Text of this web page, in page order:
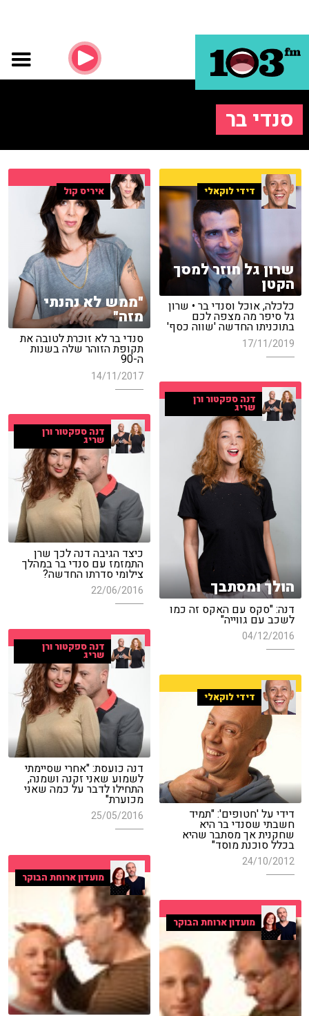
סנדי בר
דידי לוקאלי
שרון גל חוזר למסך
הקטן
כלכלה, אוכל וסנדי בר • שרון
גל סיפר מה מצפה לכם
בתוכניתו החדשה 'שווה כסף'
17/11/2019
איריס קול
"ממש לא נהנתי
מזה"
סנדי בר לא זוכרת לטובה את
תקופת הזוהר שלה בשנות
ה-90
14/11/2017
דנה ספקטור ורן
שריג
הולך ומסתבך
דנה: "סקס עם האקס זה כמו
לשכב עם גווייה"
04/12/2016
דנה ספקטור ורן
שריג
כיצד הגיבה דנה לכך שרן
התמזמז עם סנדי בר במהלך
צילומי סדרתו החדשה?
22/06/2016
דנה ספקטור ורן
שריג
דנה כועסת: "אחרי שסיימתי
לשמוע שאני זקנה ושמנה,
התחילו לדבר על כמה שאני
מכוערת"
25/05/2016
דידי לוקאלי
דידי על 'חטופים': "תמיד
חשבתי שסנדי בר היא
שחקנית אך מסתבר שהיא
בכלל סוכנת מוסד"
24/10/2012
מועדון ארוחת הבוקר
מועדון ארוחת הבוקר